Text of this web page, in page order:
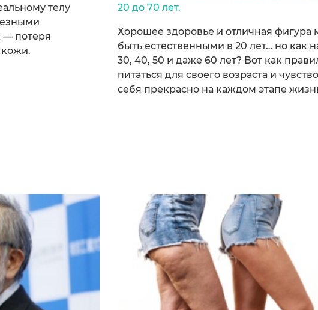
телу
— потеря
кожи.
20 до 70 лет.
Хорошее здоровье и отличная фигура
быть естественными в 20 лет… но как
30, 40, 50 и даже 60 лет? Вот как
питаться для своего возраста и
себя прекрасно на каждом этапе